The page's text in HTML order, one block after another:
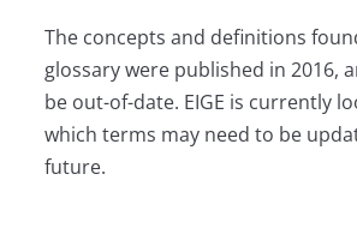
The concepts and definitions
glossary were published in 2016,
be out-of-date. EIGE is currently
which terms may need to be
future.